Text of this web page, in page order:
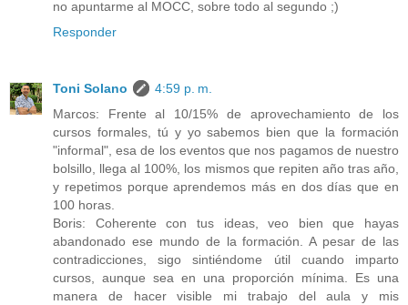
no apuntarme al MOCC, sobre todo al segundo ;)
Responder
Toni Solano
4:59 p. m.
Marcos: Frente al 10/15% de aprovechamiento de los
cursos formales, tú y yo sabemos bien que la formación
"informal", esa de los eventos que nos pagamos de nuestro
bolsillo, llega al 100%, los mismos que repiten año tras año,
y repetimos porque aprendemos más en dos días que en
100 horas.
Boris: Coherente con tus ideas, veo bien que hayas
abandonado ese mundo de la formación. A pesar de las
contradicciones, sigo sintiéndome útil cuando imparto
cursos, aunque sea en una proporción mínima. Es una
manera de hacer visible mi trabajo del aula y mis